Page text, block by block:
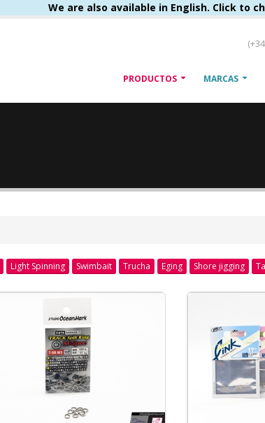
We are also available in English. Click to
PRODUCTOS MARCAS
Light Spinning Swimbait Trucha Eging Shore jigging